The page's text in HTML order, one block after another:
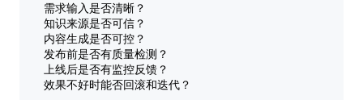
需求输入是否清晰？
知识来源是否可信？
内容生成是否可控？
发布前是否有质量检测？
上线后是否有监控反馈？